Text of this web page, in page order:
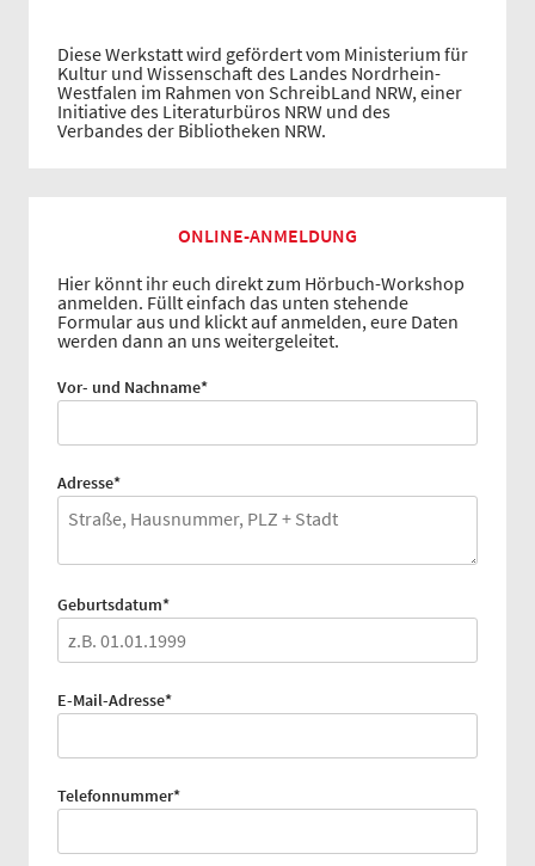
Diese Werkstatt wird gefördert vom Ministerium für
Kultur und Wissenschaft des Landes Nordrhein-
Westfalen im Rahmen von SchreibLand NRW, einer
Initiative des Literaturbüros NRW und des
Verbandes der Bibliotheken NRW.
ONLINE-ANMELDUNG
Hier könnt ihr euch direkt zum Hörbuch-Workshop
anmelden. Füllt einfach das unten stehende
Formular aus und klickt auf anmelden, eure Daten
werden dann an uns weitergeleitet.
Pflichtfeld
Vor- und Nachname*
Pflichtfeld
Adresse*
Pflichtfeld
Geburtsdatum*
Pflichtfeld
E-Mail-Adresse*
Pflichtfeld
Telefonnummer*